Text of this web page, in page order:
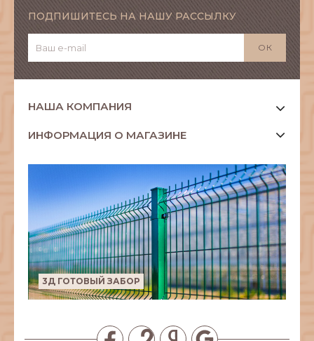
ПОДПИШИТЕСЬ НА НАШУ РАССЫЛКУ
НАША КОМПАНИЯ
ИНФОРМАЦИЯ О МАГАЗИНЕ
3Д ГОТОВЫЙ ЗАБОР